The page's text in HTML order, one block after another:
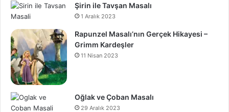
Şirin ile Tavşan Masalı
1 Aralık 2023
Rapunzel Masalı’nın Gerçek Hikayesi –
Grimm Kardeşler
11 Nisan 2023
Oğlak ve Çoban Masalı
29 Aralık 2023